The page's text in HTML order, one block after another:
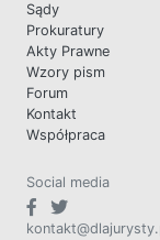
Sądy
Prokuratury
Akty Prawne
Wzory pism
Forum
Kontakt
Współpraca
Social media